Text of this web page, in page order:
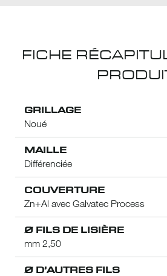
FICHE
GRILLAGE
Noué
MAILLE
Différenciée
COUVERTURE
Zn+Al avec Galvatec Process
Ø FILS DE LISIÈRE
mm 2,50
Ø D’AUTRES FILS